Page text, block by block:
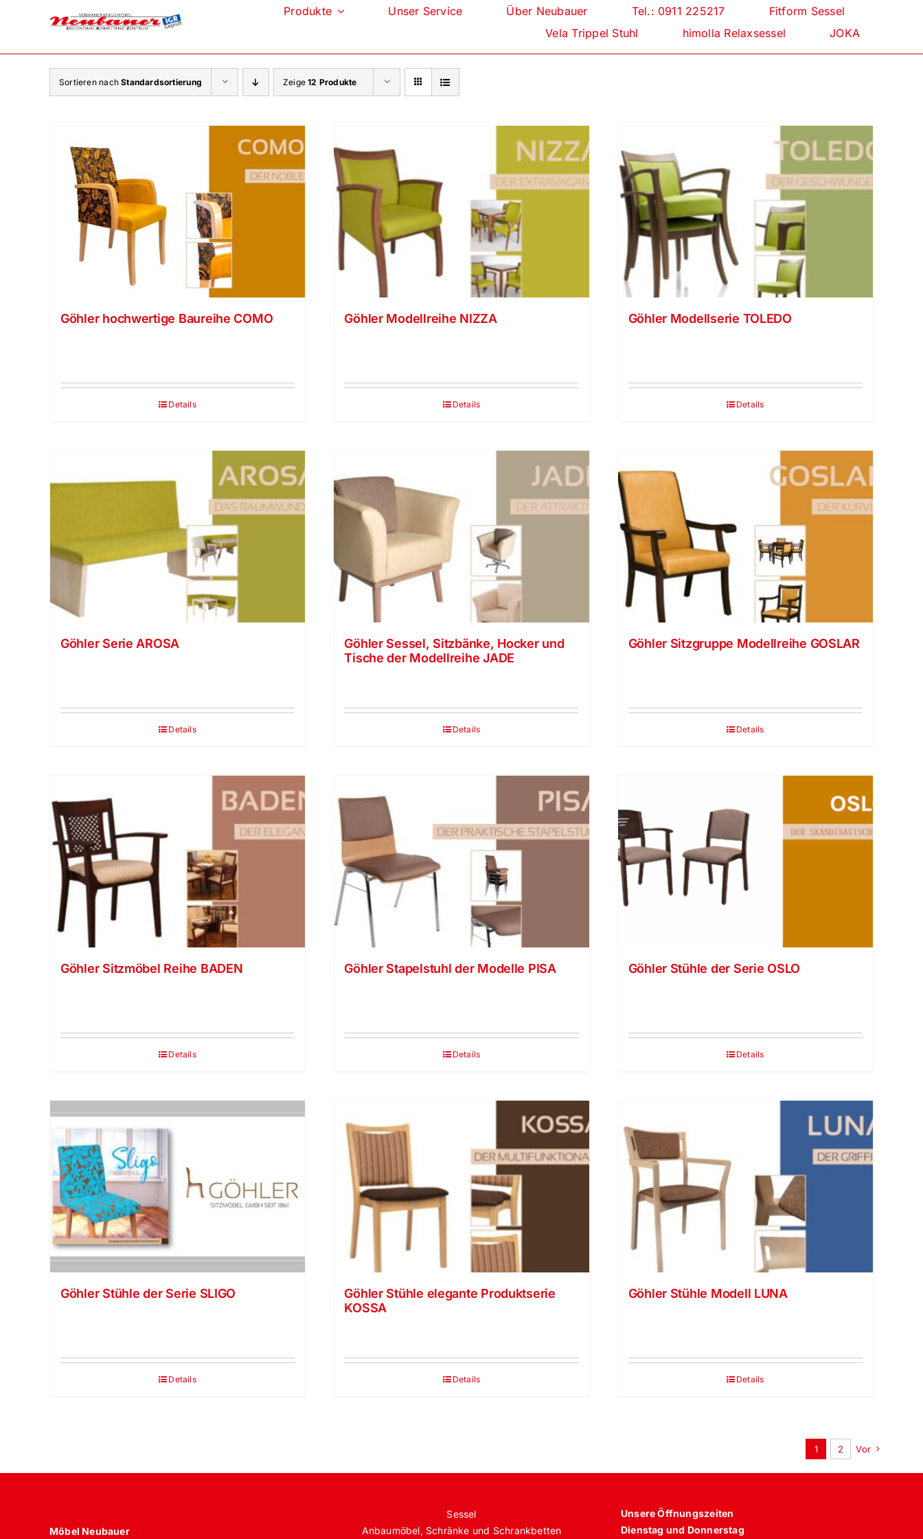
Produkte Unser Service Über Neubauer Tel.: 0911 225217
Fitform Sessel
Vela Trippel Stuhl
himolla Relaxsessel JOKA
Sortieren nachStandardsortierung Zeige12 Produkte
Göhler hochwertige Baureihe COMO
Details
Göhler Modellreihe NIZZA
Details
Göhler Modellserie TOLEDO
Details
Göhler Serie AROSA
Details
Göhler Sessel, Sitzbänke, Hocker und
Tische der Modellreihe JADE
Details
Göhler Sitzgruppe Modellreihe GOSLAR
Details
Göhler Sitzmöbel Reihe BADEN
Details
Göhler Stapelstuhl der Modelle PISA
Details
Göhler Stühle der Serie OSLO
Details
Göhler Stühle der Serie SLIGO
Details
Göhler Stühle elegante Produktserie
KOSSA
Details
Göhler Stühle Modell LUNA
Details
1 2 Vor
Möbel Neubauer
Sessel
Anbaumöbel, Schränke und Schrankbetten
Unsere Öffnungszeiten
Dienstag und Donnerstag